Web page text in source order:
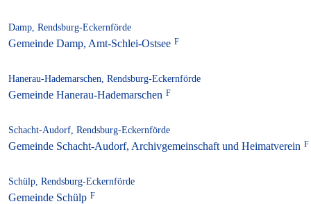
Damp, Rendsburg-Eckernförde
Gemeinde Damp, Amt-Schlei-Ostsee
Hanerau-Hademarschen, Rendsburg-Eckernförde
Gemeinde Hanerau-Hademarschen
Schacht-Audorf, Rendsburg-Eckernförde
Gemeinde Schacht-Audorf, Archivgemeinschaft und Heimatverein
Schülp, Rendsburg-Eckernförde
Gemeinde Schülp